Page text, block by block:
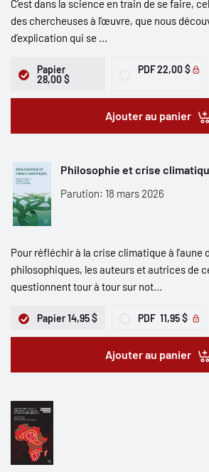
C’est dans la science en train de se faire,
des chercheuses à l’œuvre, que nous
d’explication qui se ...
Papier
28,00 $
PDF22,00 $
Ajouter au panier
Philosophie et crise
Parution: 18 mars 2026
Pour réfléchir à la crise climatique à l’aune
philosophiques, les auteurs et autrices de
questionnent tour à tour sur not...
Papier14,95 $ PDF 11,95 $
Ajouter au panier